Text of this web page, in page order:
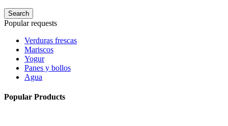
Search
Popular requests
Verduras frescas
Mariscos
Yogur
Panes y bollos
Agua
Popular Products